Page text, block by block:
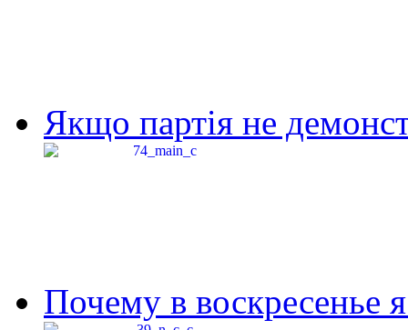
Якщо партія не
Почему в воскресенье